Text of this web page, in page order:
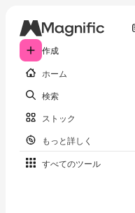
作成
ホーム
検索
ストック
もっと詳しく
すべてのツール